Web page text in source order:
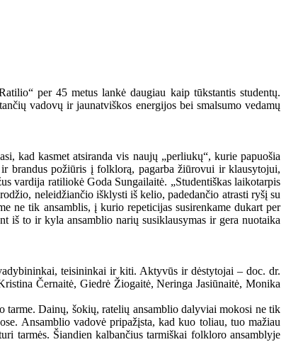
per 45 metus lankė daugiau kaip tūkstantis studentų.
vadovų ir jaunatviškos energijos bei smalsumo vedamų
kad kasmet atsiranda vis naujų „perliukų“, kurie papuošia
brandus požiūris į folklorą, pagarba žiūrovui ir klausytojui,
vardija ratiliokė Goda Sungailaitė. „Studentiškas laikotarpis
neleidžiančio išklysti iš kelio, padedančio atrasti ryšį su
ne tik ansamblis, į kurio repeticijas susirenkame dukart per
iš to ir kyla ansamblio narių susiklausymas ir gera nuotaika
teisininkai ir kiti. Aktyvūs ir dėstytojai – doc. dr.
Černaitė, Giedrė Žiogaitė, Neringa Jasiūnaitė, Monika
tarme. Dainų, šokių, ratelių ansamblio dalyviai mokosi ne tik
Ansamblio vadovė pripažįsta, kad kuo toliau, tuo mažiau
tarmės. Šiandien kalbančius tarmiškai folkloro ansamblyje